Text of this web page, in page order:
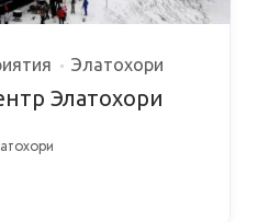
Элатохори
Элатохори